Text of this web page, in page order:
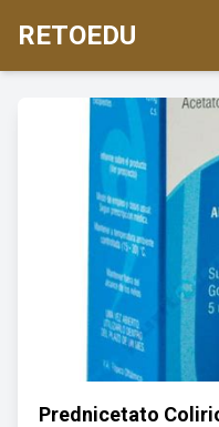
RETOEDU
Prednicetato